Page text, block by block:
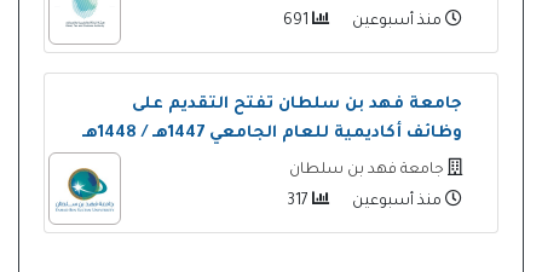
منذ أسبوعين
جامعة فهد بن سلطان تفتح التقديم على
وظائف أكاديمية للعام الجامعي 1447هـ / 1448هـ
جامعة فهد بن سلطان
منذ أسبوعين